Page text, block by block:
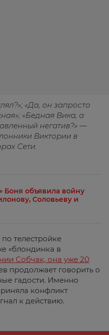
«Да, он запросто
«Бедная Вика, а
негатив?» —
Виктории в
Сети.
Боня объявила войну
Соловьеву и
телестройке
«блондинка в
Собчак, она уже 20
продолжает говорить о
гадости. Именно
конфликт
к действию.